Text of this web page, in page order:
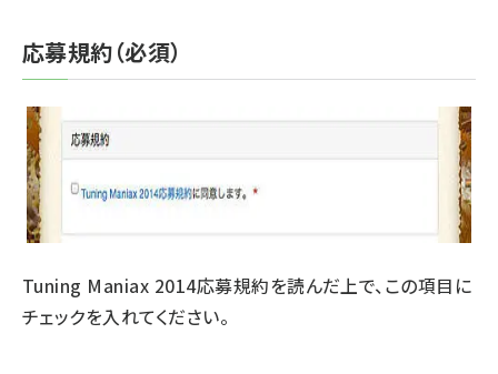
応募規約（必須）
Tuning Maniax 2014応募規約を読んだ上で、この項目に
チェックを入れてください。